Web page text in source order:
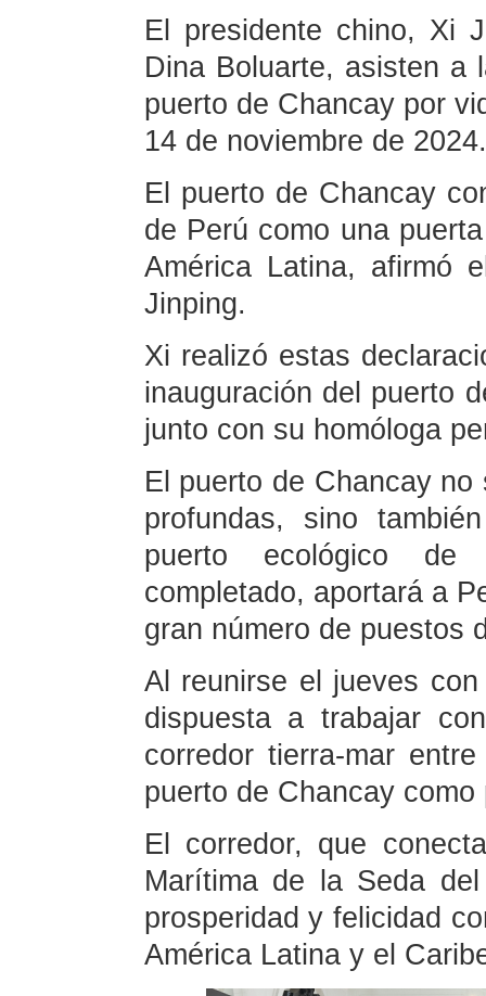
El presidente chino, Xi
Dina Boluarte, asisten a
puerto de Chancay por
14 de noviembre de 2024.
El puerto de Chancay
de Perú como una
América Latina, afirmó
Jinping.
Xi realizó estas
inauguración del puerto
junto con su homóloga
El puerto de Chancay
profundas, sino
puerto ecológico
completado, aportará a
gran número de puestos
Al reunirse el jueves
dispuesta a trabajar
corredor tierra-mar
puerto de Chancay
El corredor, que
Marítima de la Seda
prosperidad y felicidad
América Latina y el